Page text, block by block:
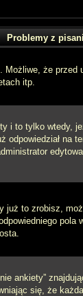
Problemy z
że
itp.
to tylko wtedy,
już to zrobisz,
ankiety”
się, że